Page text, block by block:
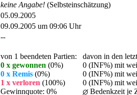
keine Angabe! (Selbsteinschätzung)
05.09.2005
09.09.2005 um 09:06 Uhr
--
von 1 beendeten Partien: davon in den
0 x gewonnen (0%)
0 (INF%) mit
0 x Remis (0%)
0 (INF%) mit
1 x verloren (100%)
0 (INF%) mit
Gewinnquote: 0%
Bedenkzeit je